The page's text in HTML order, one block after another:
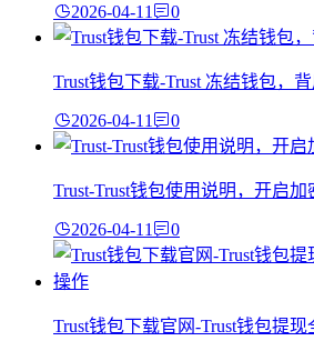
2026-04-11 0
Trust钱包下载-Trust 冻结钱包，
2026-04-11 0
Trust-Trust钱包使用说明，开启加
2026-04-11 0
Trust钱包下载官网-Trust钱包提